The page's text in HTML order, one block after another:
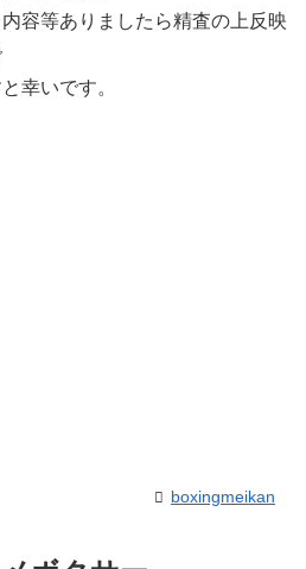
容等ありましたら精査の上反映
幸いです。
boxingmeikan